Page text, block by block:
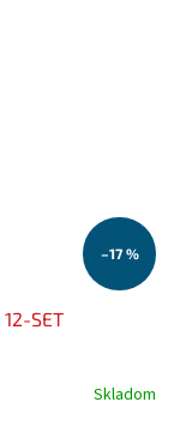
–17 %
SET
Skladom